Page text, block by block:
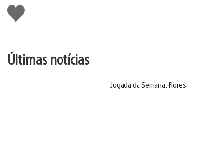
Curtir
Últimas notícias
Jogada da Semana: Flores